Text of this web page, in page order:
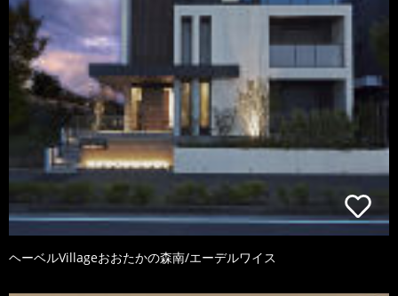
ヘーベルVillageおおたかの森南/エーデルワイス